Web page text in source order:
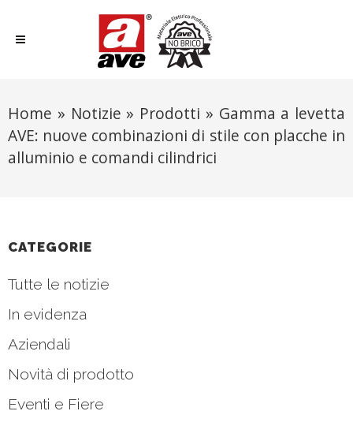
Home » Notizie » Prodotti » Gamma a levetta
AVE: nuove combinazioni di stile con placche in
alluminio e comandi cilindrici
CATEGORIE
Tutte le notizie
In evidenza
Aziendali
Novità di prodotto
Eventi e Fiere